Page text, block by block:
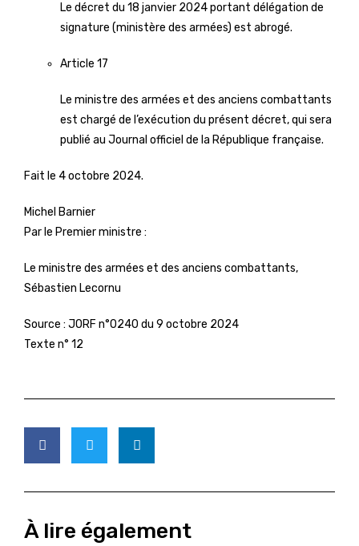
Le décret du 18 janvier 2024 portant délégation de
signature (ministère des armées) est abrogé.
Article 17
Le ministre des armées et des anciens combattants
est chargé de l’exécution du présent décret, qui sera
publié au Journal officiel de la République française.
Fait le 4 octobre 2024.
Michel Barnier
Par le Premier ministre :
Le ministre des armées et des anciens combattants,
Sébastien Lecornu
Source : JORF n°0240 du 9 octobre 2024
Texte n° 12
À lire également